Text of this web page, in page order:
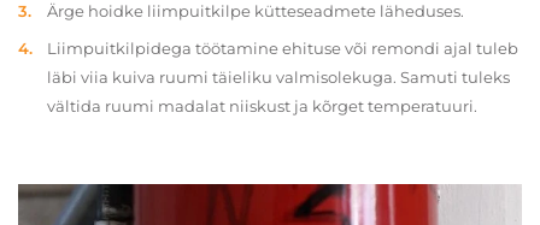
Ärge hoidke liimpuitkilpe kütteseadmete läheduses.
Liimpuitkilpidega töötamine ehituse või remondi ajal tuleb
läbi viia kuiva ruumi täieliku valmisolekuga. Samuti tuleks
vältida ruumi madalat niiskust ja kõrget temperatuuri.